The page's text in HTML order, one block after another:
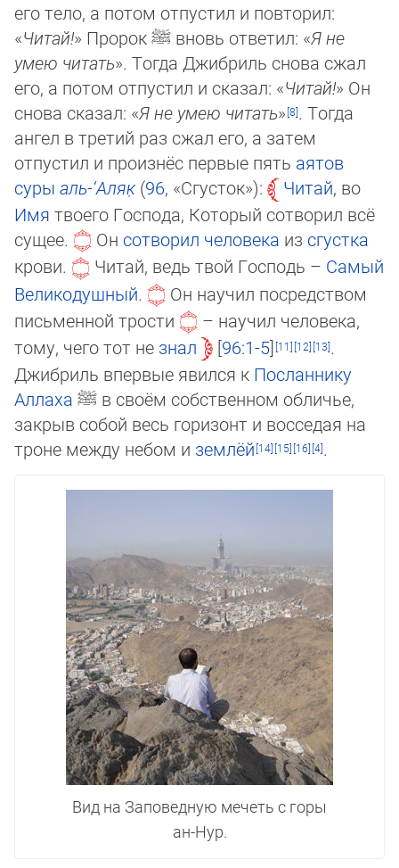
его тело, а потом отпустил и повторил:
«Читай!» Пророкﷺ вновь ответил: «Я не
умею читать». Тогда Джибриль снова сжал
его, а потом отпустил и сказал: «Читай!» Он
снова сказал: «Я не умею читать»
. Тогда
ангел в третий раз сжал его, а затем
отпустил и произнёс первые пять аятов
суры аль-‘А­ляк̣ (96, «Сгус­ток»): Читай, во
Имя твоего Господа, Который сот­во­рил всё
сущее.
Он сотворил человека из сгустка
крови.
Читай, ведь твой Господь – Самый
Великодуш­ный.
Он нау­чил посредством
письменной трости
– научил человека,
тому, чего тот не знал 96:1-5
.
Джибриль впервые явил­ся к Посланнику
Аллаха ﷺ в своём собственном обличье,
закрыв собой весь горизонт и восседая на
троне между не­бом и зем­лёй .
Вид на Заповедную мечеть с горы
ан-Нур.